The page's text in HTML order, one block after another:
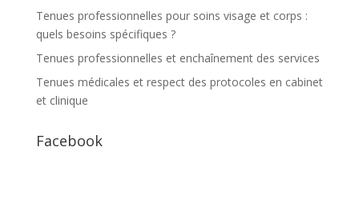
Tenues professionnelles pour soins visage et corps :
quels besoins spécifiques ?
Tenues professionnelles et enchaînement des services
Tenues médicales et respect des protocoles en cabinet
et clinique
Facebook